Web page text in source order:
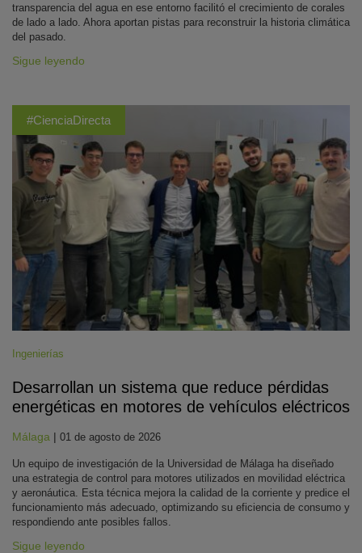
transparencia del agua en ese entorno facilitó el crecimiento de corales
de lado a lado. Ahora aportan pistas para reconstruir la historia climática
del pasado.
Sigue leyendo
#CienciaDirecta
Ingenierías
Desarrollan un sistema que reduce pérdidas
energéticas en motores de vehículos eléctricos
Málaga | 01 de agosto de 2026
Un equipo de investigación de la Universidad de Málaga ha diseñado
una estrategia de control para motores utilizados en movilidad eléctrica
y aeronáutica. Esta técnica mejora la calidad de la corriente y predice el
funcionamiento más adecuado, optimizando su eficiencia de consumo y
respondiendo ante posibles fallos.
Sigue leyendo